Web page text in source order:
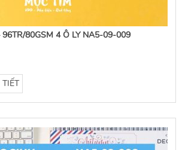
96TR/80GSM 4 Ô LY NA5-09-009